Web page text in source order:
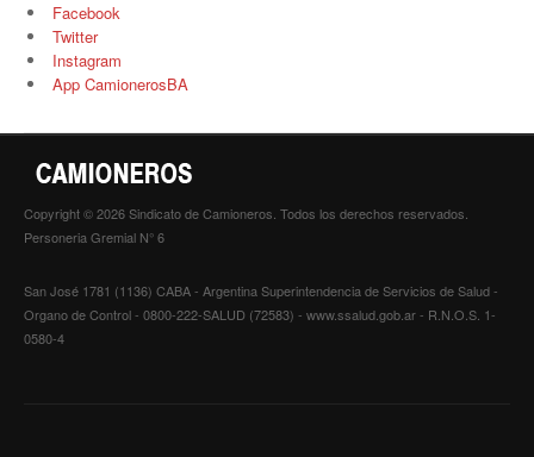
Secretaria de la vivienda
Sec. accidente de trabajo
Secretaría de política de transporte
Secretaría de asuntos seccionales
Secretaría de la juventud
Facebook
Twitter
Instagram
App CamionerosBA
Copyright © 2026 Sindicato de Camioneros. Todos los derechos reservados.
Personeria Gremial N° 6
San José 1781 (1136) CABA - Argentina Superintendencia de Servicios de Salud -
Organo de Control - 0800-222-SALUD (72583) - www.ssalud.gob.ar - R.N.O.S. 1-
0580-4